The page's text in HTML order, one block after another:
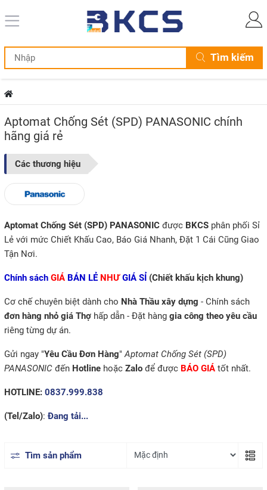
Tìm kiếm
Aptomat Chống Sét (SPD) PANASONIC chính
hãng giá rẻ
Các thương hiệu
Aptomat Chống Sét (SPD) PANASONIC được BKCS phân phối Sỉ
Lẻ với mức Chiết Khấu Cao, Báo Giá Nhanh, Đặt 1 Cái Cũng Giao
Tận Nơi.
Chính sách GIÁ BÁN LẺ NHƯ GIÁ SỈ (Chiết khấu kịch khung)
Cơ chế chuyên biệt dành cho Nhà Thầu xây dựng - Chính sách
đơn hàng nhỏ giá Thợ hấp dẫn - Đặt hàng gia công theo yêu cầu
riêng từng dự án.
Gửi ngay "Yêu Cầu Đơn Hàng" Aptomat Chống Sét (SPD)
PANASONIC đến Hotline hoặc Zalo để được BÁO GIÁ tốt nhất.
HOTLINE: 0837.999.838
(Tel/Zalo):Đang tải...
Tìm sản phẩm